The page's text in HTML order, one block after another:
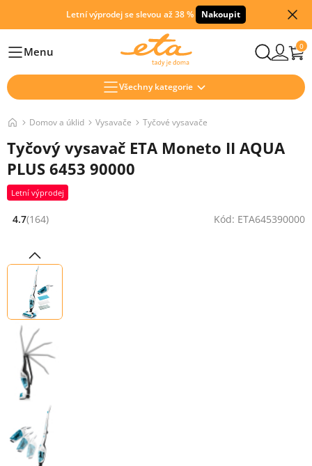
Letní výprodej se slevou až 38 % Nakoupit
HlavníMenu 0
Všechny kategorie
Domov a úklid Vysavače Tyčové vysavače
Tyčový vysavač ETA Moneto II AQUA
PLUS 6453 90000
Letní výprodej
Hodnocení: 4.7 z 5 (164 recenzí)
4.7(164) Kód: ETA645390000